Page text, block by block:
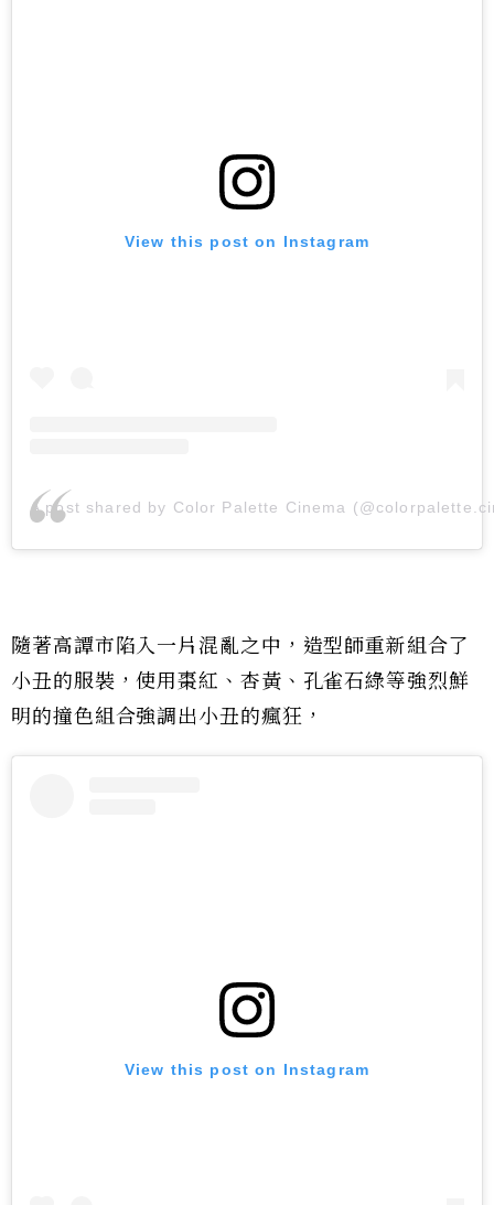
View this post on Instagram
A post shared by Color Palette Cinema
隨著高譚市陷入一片混亂之中，造型師重新組合了
小丑的服裝，使用棗紅、杏黃、孔雀石綠等強烈鮮
明的撞色組合強調出小丑的瘋狂，
View this post on Instagram